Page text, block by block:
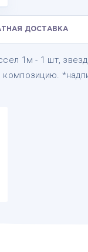
ДОСТАВКА
1м - 1 шт,